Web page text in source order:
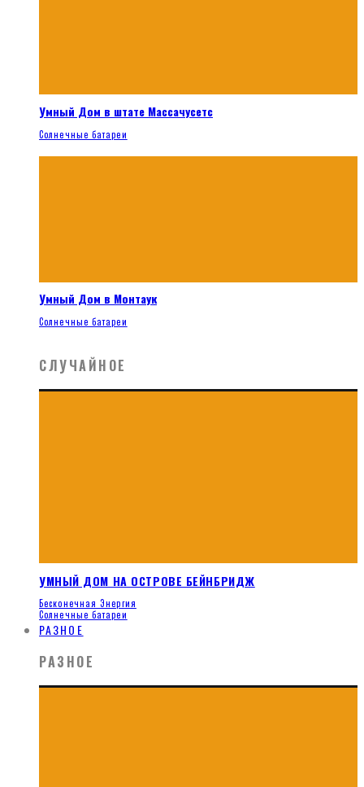
Умный Дом в штате Массачусетс
Солнечные батареи
Умный Дом в Монтаук
Солнечные батареи
СЛУЧАЙНОЕ
УМНЫЙ ДОМ НА ОСТРОВЕ БЕЙНБРИДЖ
Бесконечная Энергия
Солнечные батареи
РАЗНОЕ
РАЗНОЕ